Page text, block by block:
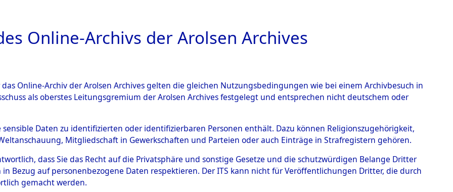
PERSONENINDEX PERSON
SROTKA, WINSLAWA
Polen
Online-Archivs der Arolsen Archives
Online-Archiv der Arolsen Archives gelten die gleichen Nutzungsbedingungen wie bei einem Archivbesuch in
als oberstes Leitungsgremium der Arolsen Archives festgelegt und entsprechen nicht deutschem oder
sensible Daten zu identifizierten oder identifizierbaren Personen enthält. Dazu können Religionszugehörigkeit,
Mitgliedschaft in Gewerkschaften und Parteien oder auch Einträge in Strafregistern gehören.
dass Sie das Recht auf die Privatsphäre und sonstige Gesetze und die schutzwürdigen Belange Dritter
Bezug auf personenbezogene Daten respektieren. Der ITS kann nicht für Veröffentlichungen Dritter, die durch
gemacht werden.